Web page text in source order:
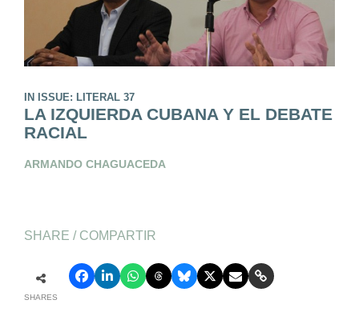
IN ISSUE: LITERAL 37
LA IZQUIERDA CUBANA Y EL DEBATE
RACIAL
ARMANDO CHAGUACEDA
SHARE / COMPARTIR
SHARES